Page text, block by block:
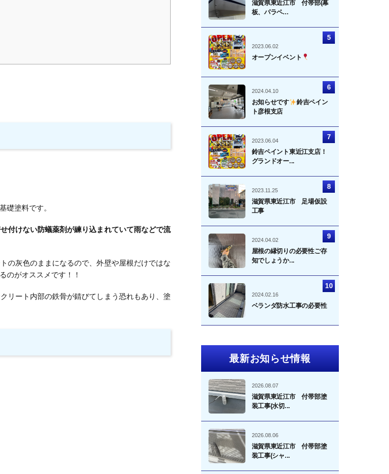
礎塗料です。
付けない防蟻薬剤が練り込まれていて雨などで流
の灰色のままになるので、外壁や屋根だけではな
のがオススメです！！
リート内部の鉄骨が錆びてしまう恐れもあり、塗
滋賀県東近江市 付帯部(幕
板、パラペ...
2023.06.02
オープンイベント
2024.04.10
お知らせです
鈴吉ペイン
ト彦根支店
2023.06.04
鈴吉ペイント東近江支店！
グランドオー...
2023.11.25
滋賀県東近江市 足場仮設
工事
2024.04.02
屋根の縁切りの必要性ご存
知でしょうか...
2024.02.16
ベランダ防水工事の必要性
最新お知らせ情報
2026.08.07
滋賀県東近江市 付帯部塗
装工事(水切...
2026.08.06
滋賀県東近江市 付帯部塗
装工事(シャ...